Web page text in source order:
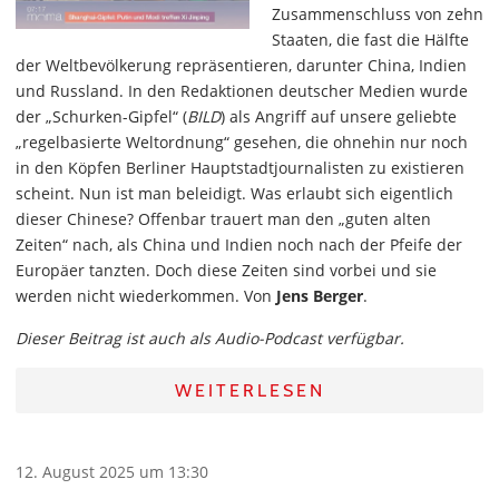
Zusammenschluss von zehn
Staaten, die fast die Hälfte
der Weltbevölkerung repräsentieren, darunter China, Indien
und Russland. In den Redaktionen deutscher Medien wurde
der „Schurken-Gipfel“ (BILD) als Angriff auf unsere geliebte
„regelbasierte Weltordnung“ gesehen, die ohnehin nur noch
in den Köpfen Berliner Hauptstadtjournalisten zu existieren
scheint. Nun ist man beleidigt. Was erlaubt sich eigentlich
dieser Chinese? Offenbar trauert man den „guten alten
Zeiten“ nach, als China und Indien noch nach der Pfeife der
Europäer tanzten. Doch diese Zeiten sind vorbei und sie
werden nicht wiederkommen. Von Jens Berger.
Dieser Beitrag ist auch als Audio-Podcast verfügbar.
WEITERLESEN
12. August 2025 um 13:30